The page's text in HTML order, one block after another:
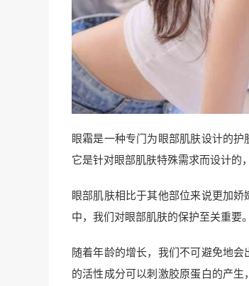
眼霜是一种专门为眼部肌肤设计的
它是针对眼部肌肤特殊需求而设计的
眼部肌肤相比于其他部位来说更加
中，我们对眼部肌肤的保护至关重要
随着年龄的增长，我们不可避免地
的活性成分可以刺激胶原蛋白的产